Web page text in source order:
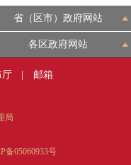
省（区市）政府网站
各区政府网站
厅 邮箱
局
备05060933号